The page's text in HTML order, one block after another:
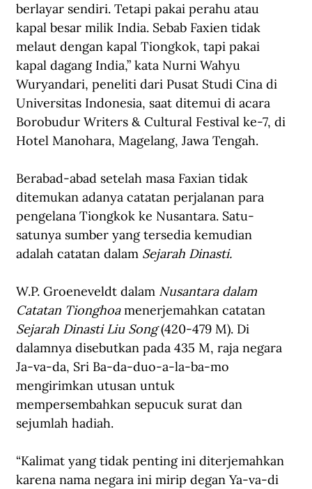
berlayar sendiri. Tetapi pakai perahu atau
kapal besar milik India. Sebab Faxien tidak
melaut dengan kapal Tiongkok, tapi pakai
kapal dagang India,” kata Nurni Wahyu
Wuryandari, peneliti dari Pusat Studi Cina di
Universitas Indonesia, saat ditemui di acara
Borobudur Writers & Cultural Festival ke-7, di
Hotel Manohara, Magelang, Jawa Tengah.
Berabad-abad setelah masa Faxian tidak
ditemukan adanya catatan perjalanan para
pengelana Tiongkok ke Nusantara. Satu-
satunya sumber yang tersedia kemudian
adalah catatan dalam Sejarah Dinasti.
W.P. Groeneveldt dalam Nusantara dalam
Catatan Tionghoa menerjemahkan catatan
Sejarah Dinasti Liu Song (420-479 M). Di
dalamnya disebutkan pada 435 M, raja negara
Ja-va-da, Sri Ba-da-duo-a-la-ba-mo
mengirimkan utusan untuk
mempersembahkan sepucuk surat dan
sejumlah hadiah.
“Kalimat yang tidak penting ini diterjemahkan
karena nama negara ini mirip degan Ya-va-di